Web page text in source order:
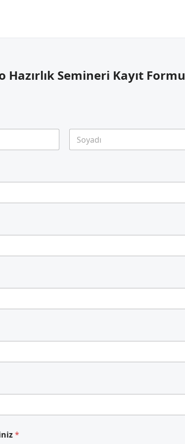
Hazırlık Semineri Kayıt Formu
*